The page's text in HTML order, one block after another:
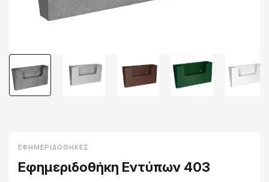
ΕΦΗΜΕΡΙΔΟΘΉΚΕΣ
Εφημεριδοθήκη Εντύπων 403